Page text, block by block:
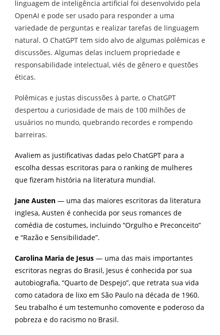
linguagem de inteligência artificial foi desenvolvido pela
OpenAI e pode ser usado para responder a uma
variedade de perguntas e realizar tarefas de linguagem
natural. O ChatGPT tem sido alvo de algumas polêmicas e
discussões. Algumas delas incluem propriedade e
responsabilidade intelectual, viés de gênero e questões
éticas.
Polêmicas e justas discussões à parte, o ChatGPT
despertou a curiosidade de mais de 100 milhões de
usuários no mundo, quebrando recordes e rompendo
barreiras.
Avaliem as justificativas dadas pelo ChatGPT para a
escolha dessas escritoras para o ranking de mulheres
que fizeram história na literatura mundial.
Jane Austen — uma das maiores escritoras da literatura
inglesa, Austen é conhecida por seus romances de
comédia de costumes, incluindo “Orgulho e Preconceito”
e “Razão e Sensibilidade”.
Carolina Maria de Jesus — uma das mais importantes
escritoras negras do Brasil, Jesus é conhecida por sua
autobiografia, “Quarto de Despejo”, que retrata sua vida
como catadora de lixo em São Paulo na década de 1960.
Seu trabalho é um testemunho comovente e poderoso da
pobreza e do racismo no Brasil.